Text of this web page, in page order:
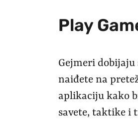
Play
Gejmeri
naiđete na
aplikaciju kako
savete, taktike i